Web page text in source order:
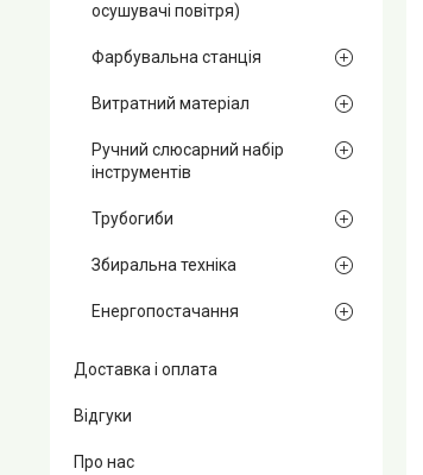
осушувачі повітря)
Фарбувальна станція
Витратний матеріал
Ручний слюсарний набір
інструментів
Трубогиби
Збиральна техніка
Енергопостачання
Доставка і оплата
Відгуки
Про нас